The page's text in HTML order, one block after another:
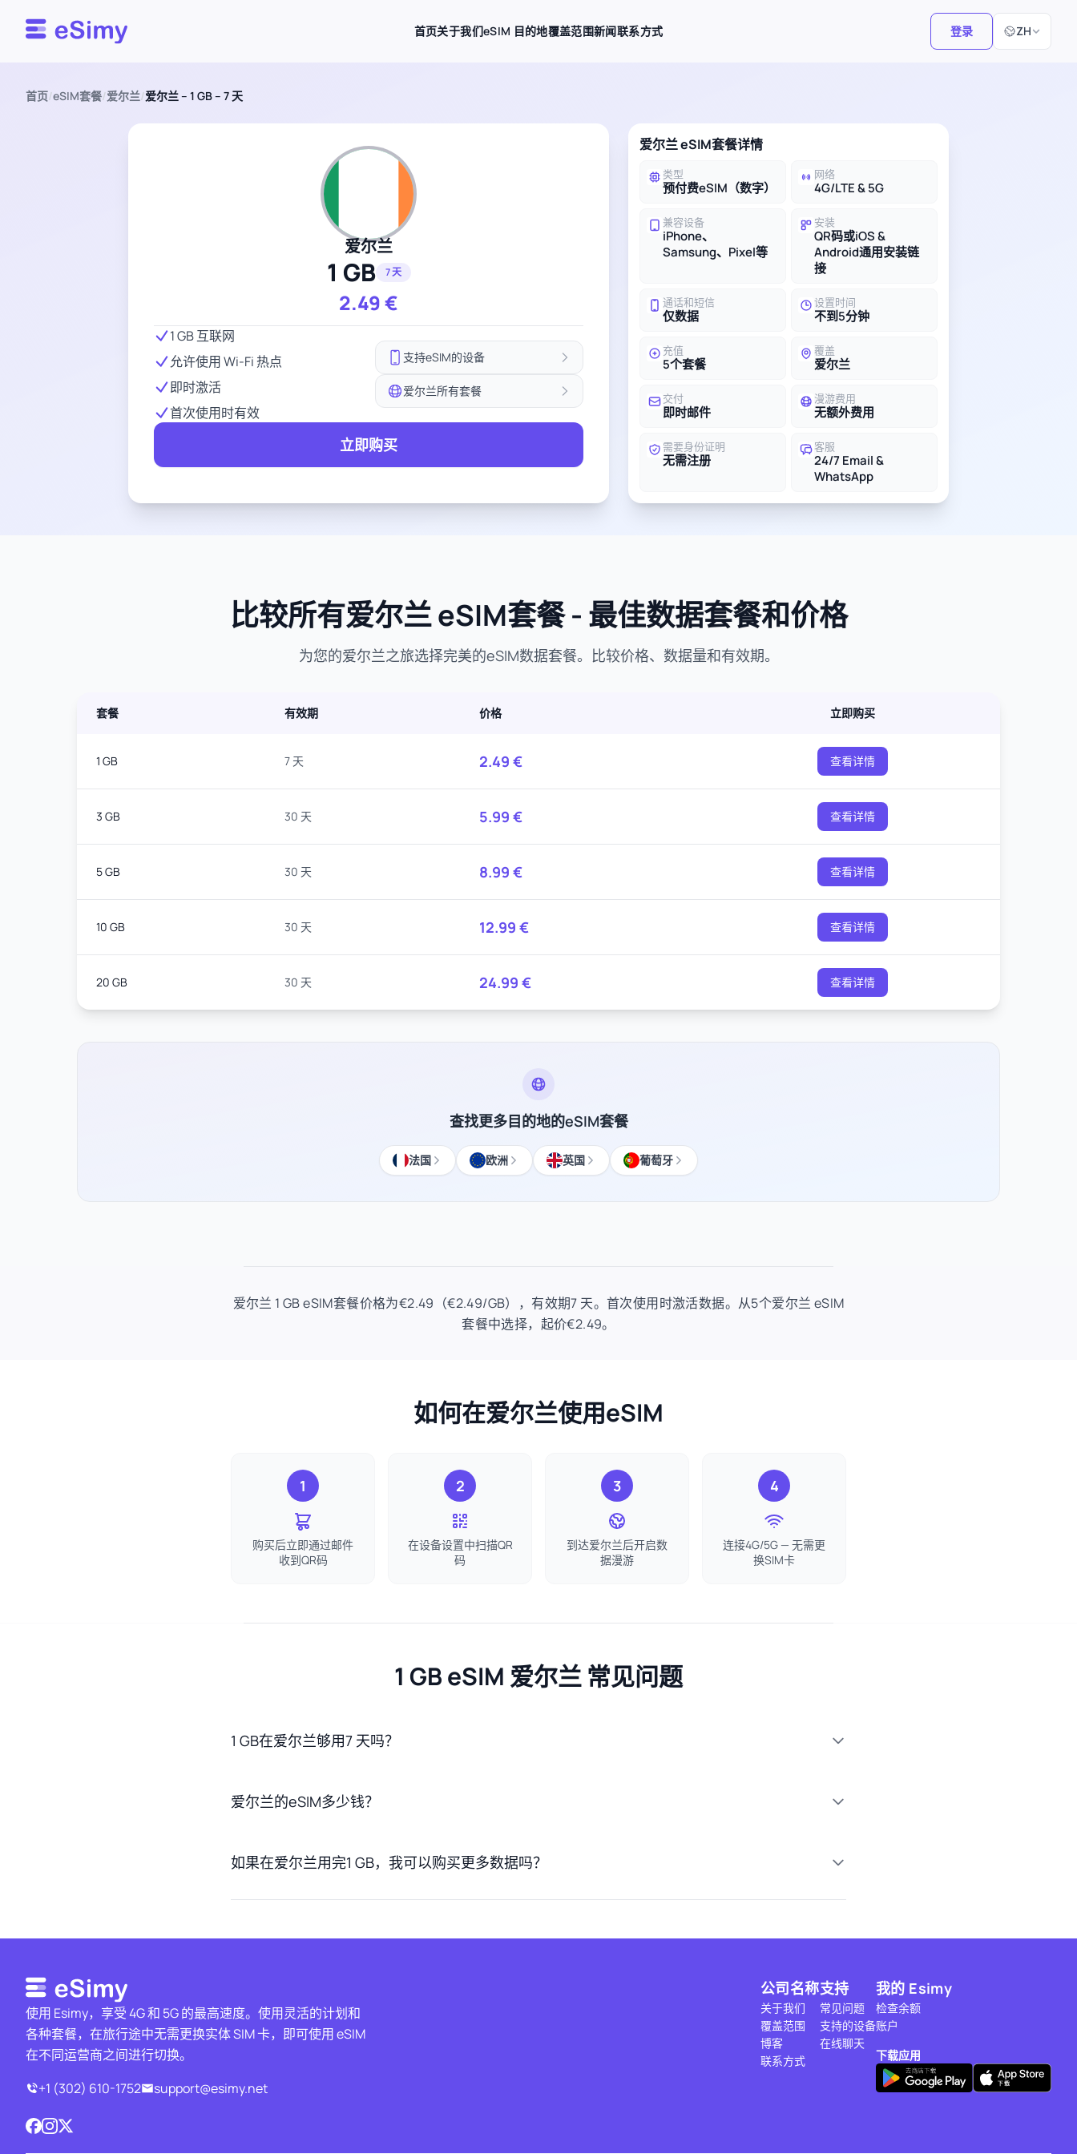
Esimy 首页关于我们eSIM 目的地覆盖范围新闻联系方式 登录 ZH
选择语言
首页/eSIM套餐/爱尔兰/爱尔兰 – 1 GB – 7 天
爱尔兰
1 GB 7 天
2.49€
1 GB 互联网
允许使用 Wi-Fi 热点
即时激活
首次使用时有效
支持eSIM的设备
爱尔兰所有套餐
立即购买
爱尔兰 eSIM套餐详情
类型
预付费eSIM（数字）
网络
4G/LTE & 5G
兼容设备
iPhone、
Samsung、Pixel等
安装
QR码或iOS &
Android通用安装链
接
通话和短信
仅数据
设置时间
不到5分钟
充值
5个套餐
覆盖
爱尔兰
交付
即时邮件
漫游费用
无额外费用
需要身份证明
无需注册
客服
24/7 Email &
WhatsApp
比较所有爱尔兰 eSIM套餐 - 最佳数据套餐和价格
为您的爱尔兰之旅选择完美的eSIM数据套餐。比较价格、数据量和有效期。
套餐 有效期 价格 立即购买
1 GB 7 天 2.49 € 查看详情
3 GB 30 天 5.99 € 查看详情
5 GB 30 天 8.99 € 查看详情
10 GB 30 天 12.99 € 查看详情
20 GB 30 天 24.99 € 查看详情
查找更多目的地的eSIM套餐
法国 欧洲 英国 葡萄牙
爱尔兰 1 GB eSIM套餐价格为€2.49（€2.49/GB），有效期7 天。首次使用时激活数据。从5个爱尔兰 eSIM
套餐中选择，起价€2.49。
如何在爱尔兰使用eSIM
1
购买后立即通过邮件
收到QR码
2
在设备设置中扫描QR
码
3
到达爱尔兰后开启数
据漫游
4
连接4G/5G — 无需更
换SIM卡
1 GB eSIM 爱尔兰 常见问题
1 GB在爱尔兰够用7 天吗？
爱尔兰的eSIM多少钱？
如果在爱尔兰用完1 GB，我可以购买更多数据吗？
使用 Esimy，享受 4G 和 5G 的最高速度。使用灵活的计划和
各种套餐，在旅行途中无需更换实体 SIM 卡，即可使用 eSIM
在不同运营商之间进行切换。
+1 (302) 610-1752
support@esimy.net
公司名称
关于我们
覆盖范围
博客
联系方式
支持
常见问题
支持的设备
在线聊天
我的 Esimy
检查余额
账户
下载应用